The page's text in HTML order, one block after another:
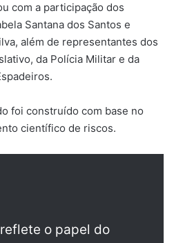
com a participação dos
Santana dos Santos e
além de representantes dos
da Polícia Militar e da
foi construído com base no
científico de riscos.
o papel do